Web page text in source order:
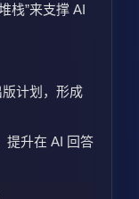
栈”来支撑 AI
计划，形成
提升在 AI 回答